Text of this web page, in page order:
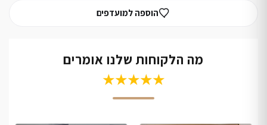
הוספה למועדפים
מה הלקוחות שלנו אומרים
★★★★★